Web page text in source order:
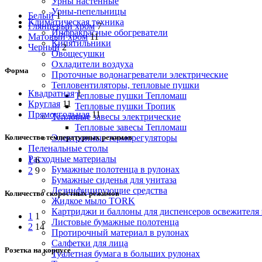
Урны-пепельницы
Климатическая техника
Инфракрасные обогреватели
Кипятильники
Овощесушки
Охладители воздуха
Проточные водонагреватели электрические
Тепловентиляторы, тепловые пушки
Тепловые пушки Тепломаш
Тепловые пушки Тропик
Тепловые завесы электрические
Тепловые завесы Тепломаш
Электронные терморегуляторы
Пеленальные столы
Расходные материалы
Бумажные полотенца в рулонах
Бумажные сиденья для унитаза
Дезинфицирующие средства
Жидкое мыло TORK
Картриджи и баллоны для диспенсеров освежителя
Листовые бумажные полотенца
Протирочный материал в рулонах
Салфетки для лица
Туалетная бумага в больших рулонах
Белый 1
Глянцевый хром 7
Матовый хром 11
Черный 2
Форма
Квадратная 1
Круглая 11
Прямоугольная 11
Количество температурных режимов
1 6
2 9
Количество скоростных режимов
1 1
2 14
Розетка на корпусе